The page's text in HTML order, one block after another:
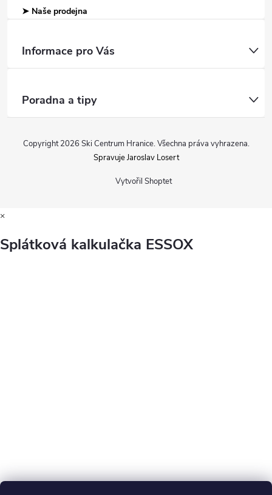
➤ Naše prodejna
Informace pro Vás
Poradna a tipy
Vytvořil Shoptet
Copyright 2026 Ski Centrum Hranice. Všechna práva vyhrazena.
Spravuje Jaroslav Losert
×
Splátková kalkulačka ESSOX